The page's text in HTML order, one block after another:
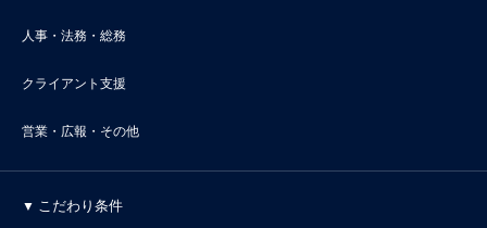
人事・法務・総務
クライアント支援
営業・広報・その他
こだわり条件